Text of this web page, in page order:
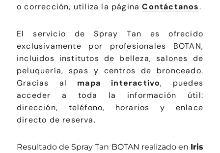
o corrección, utiliza la páginaContáctanos.
El servicio de Spray Tan es ofrecido
exclusivamente por profesionales BOTAN,
incluidos institutos de belleza, salones de
peluquería, spas y centros de bronceado.
Gracias al mapa interactivo, puedes
acceder a toda la información útil:
dirección, teléfono, horarios y enlace
directo de reserva.
Resultado de Spray Tan BOTAN realizado en Iris